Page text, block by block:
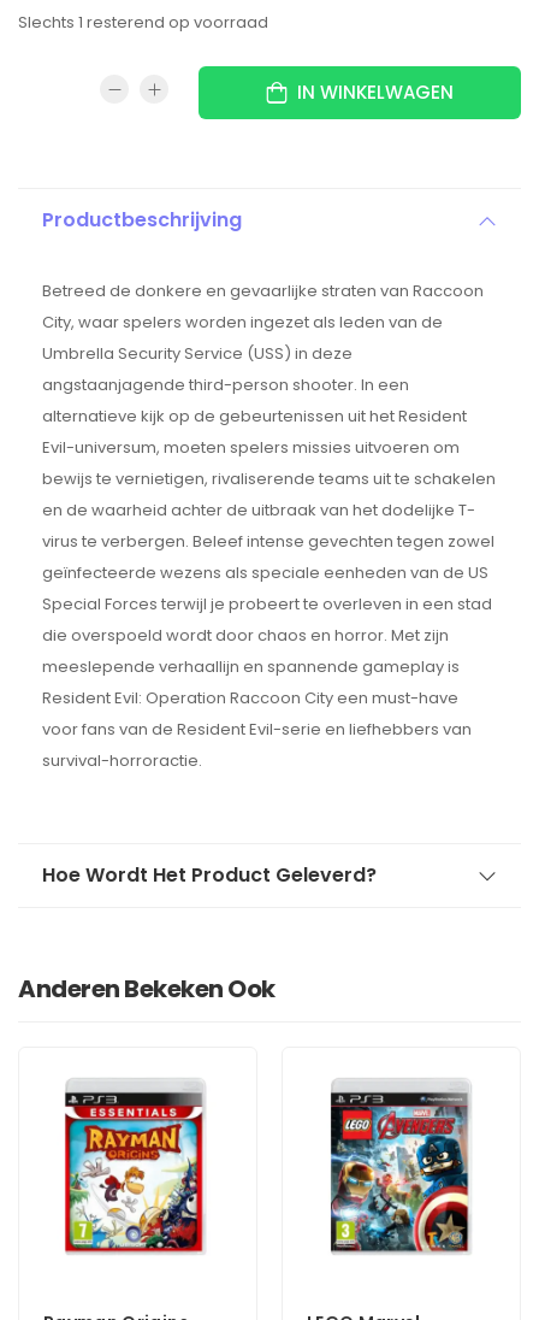
Slechts 1 resterend op voorraad
IN WINKELWAGEN
Productbeschrijving
Betreed de donkere en gevaarlijke straten van Raccoon
City, waar spelers worden ingezet als leden van de
Umbrella Security Service (USS) in deze
angstaanjagende third-person shooter. In een
alternatieve kijk op de gebeurtenissen uit het Resident
Evil-universum, moeten spelers missies uitvoeren om
bewijs te vernietigen, rivaliserende teams uit te schakelen
en de waarheid achter de uitbraak van het dodelijke T-
virus te verbergen. Beleef intense gevechten tegen zowel
geïnfecteerde wezens als speciale eenheden van de US
Special Forces terwijl je probeert te overleven in een stad
die overspoeld wordt door chaos en horror. Met zijn
meeslepende verhaallijn en spannende gameplay is
Resident Evil: Operation Raccoon City een must-have
voor fans van de Resident Evil-serie en liefhebbers van
survival-horroractie.
Hoe Wordt Het Product Geleverd?
Anderen Bekeken Ook